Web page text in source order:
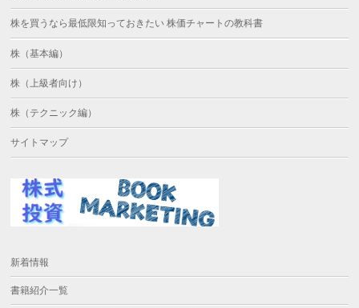
株を買うなら最低限知っておきたい 株価チャートの教科書
株（基本編）
株（上級者向け）
株（テクニック編）
サイトマップ
新着情報
書籍紹介一覧